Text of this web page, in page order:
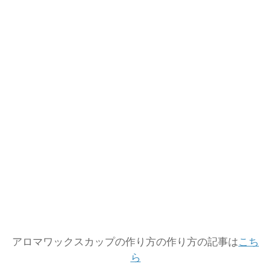
アロマワックスカップの作り方の作り方の記事はこち
ら